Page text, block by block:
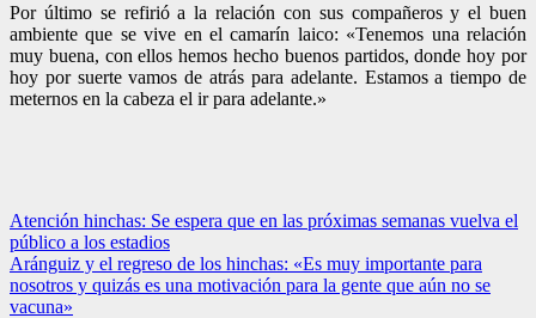
Por último se refirió a la relación con sus compañeros y el buen
ambiente que se vive en el camarín laico: «Tenemos una relación
muy buena, con ellos hemos hecho buenos partidos, donde hoy por
hoy por suerte vamos de atrás para adelante. Estamos a tiempo de
meternos en la cabeza el ir para adelante.»
Navegación
de
entradas
Atención hinchas: Se espera que en las próximas semanas vuelva el
público a los estadios
Aránguiz y el regreso de los hinchas: «Es muy importante para
nosotros y quizás es una motivación para la gente que aún no se
vacuna»